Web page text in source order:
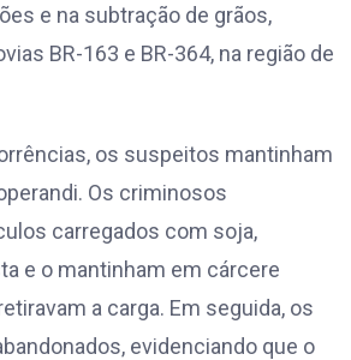
e na subtração de grãos,
BR-163 e BR-364, na região de
os suspeitos mantinham
Os criminosos
carregados com soja,
e o mantinham em cárcere
a carga. Em seguida, os
evidenciando que o